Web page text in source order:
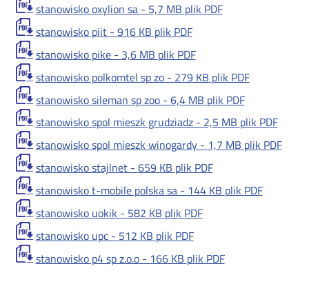
stanowisko oxylion sa - 5,7 MB plik PDF
stanowisko piit - 916 KB plik PDF
stanowisko pike - 3,6 MB plik PDF
stanowisko polkomtel sp zo - 279 KB plik PDF
stanowisko sileman sp zoo - 6,4 MB plik PDF
stanowisko spol mieszk grudziadz - 2,5 MB plik PDF
stanowisko spol mieszk winogardy - 1,7 MB plik PDF
stanowisko stajlnet - 659 KB plik PDF
stanowisko t-mobile polska sa - 144 KB plik PDF
stanowisko uokik - 582 KB plik PDF
stanowisko upc - 512 KB plik PDF
stanowisko p4 sp z.o.o - 166 KB plik PDF